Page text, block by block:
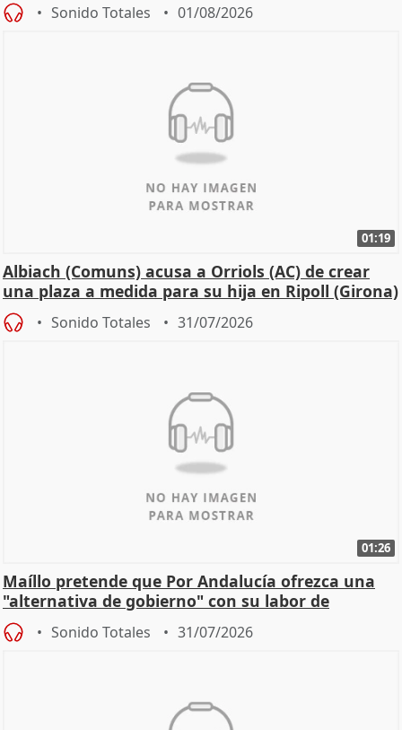
Sonido Totales 01/08/2026
01:19
Albiach (Comuns) acusa a Orriols (AC) de crear
una plaza a medida para su hija en Ripoll (Girona)
Sonido Totales 31/07/2026
01:26
Maíllo pretende que Por Andalucía ofrezca una
"alternativa de gobierno" con su labor de
oposición
Sonido Totales 31/07/2026